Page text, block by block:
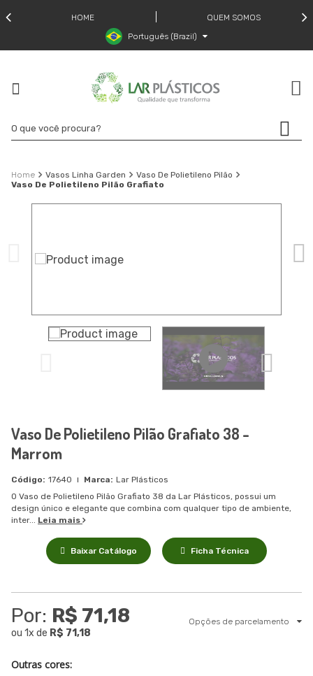
HOME
QUEM SOMOS
Português (Brazil)
Vasos Linha Garden
Vaso De Polietileno Pilão
Vaso De Polietileno Pilão Grafiato
Vaso De Polietileno Pilão Grafiato 38 -
Marrom
17640
Lar Plásticos
O Vaso de Polietileno Pilão Grafiato 38 da Lar Plásticos, possui um
design único e elegante que combina com qualquer tipo de ambiente,
inter... Leia mais
Baixar Catálogo Ficha Técnica
Por: R$ 71,18
ou 1x de R$ 71,18
Opções de parcelamento
Outras cores: